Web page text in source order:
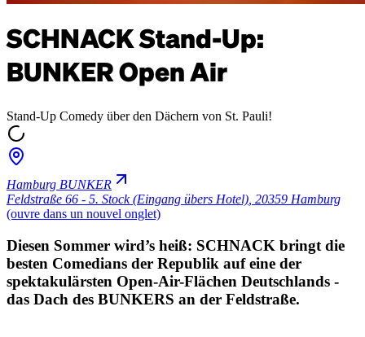
SCHNACK Stand-Up:
BUNKER Open Air
Stand-Up Comedy über den Dächern von St. Pauli!
Hamburg BUNKER
Feldstraße 66 - 5. Stock (Eingang übers Hotel) 20359 Hamburg
(ouvre dans un nouvel onglet)
Diesen Sommer wird’s heiß: SCHNACK bringt die
besten Comedians der Republik auf eine der
spektakulärsten Open-Air-Flächen Deutschlands -
das Dach des BUNKERS an der Feldstraße.